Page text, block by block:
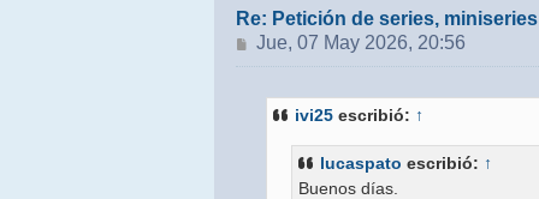
Re: Petición de series,
Mensaje
Jue, 07 May 2026, 20:56
ivi25 escribió: ↑
lucaspato escribió: ↑
Buenos días.